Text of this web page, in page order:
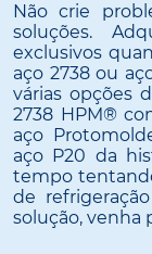
Não crie
soluções.
exclusivos
aço 2738 ou
várias opções
2738 HPM®
aço
aço P20 da
tempo
de
solução, venha